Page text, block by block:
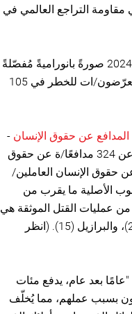
التراجع العالمي في
يُقدم التقرير العالمي لمنظمة فرونت لاين ديفندرز لسنة 2024/2025 صورةً بانوراميةً مُفصّلةً
للانتهاكات التي تعرّض لها المدافعون/ات عن حقوق الإنسان المُعرّضون/ات للخطر في 105
المدافع عن حقوق الإنسان -
التي تُنسّقها منظمة فرونت لاين ديفندرز - تُوثّق مقتل ما لا يقل عن 324 مدافعًا/ة عن حقوق
ات عن حقوق الإنسان العاملين/
الأصلية ما يقرب من
عمليات القتل الموثقة هي
كولومبيا (157)، والمكسيك (32)، وغواتيمالا (29)، وفلسطين (22)، والبرازيل (15). (انظر
"عامًا بعد عام، يدفع مئات
بسبب عملهم، مما يُخلّف